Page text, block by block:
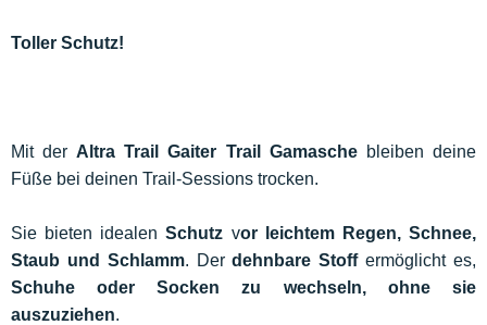
Toller Schutz!
Mit der Altra Trail Gaiter Trail Gamaschebleiben deine
Füße bei deinen Trail-Sessions trocken.
Sie bieten idealenSchutz vor leichtem Regen, Schnee,
Staub und Schlamm. Derdehnbare Stoffermöglicht es,
Schuhe oder Socken zu wechseln, ohne sie
auszuziehen.